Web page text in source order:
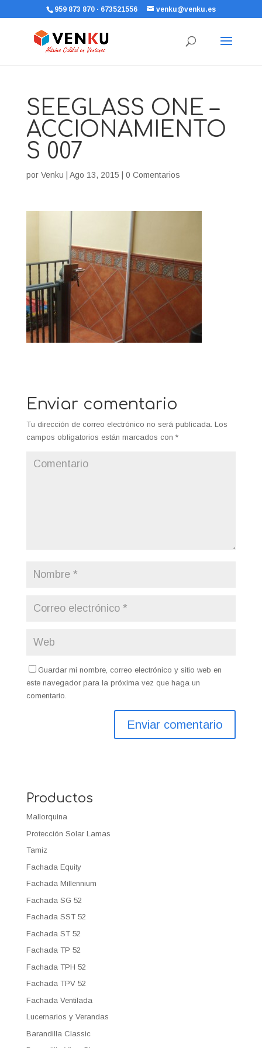
959 873 870 · 673521556 venku@venku.es
SEEGLASS ONE –
ACCIONAMIENTO
S 007
por Venku Ago 13, 2015 0 Comentarios
Enviar comentario
Tu dirección de correo electrónico no será publicada. Los
campos obligatorios están marcados con *
Guardar mi nombre, correo electrónico y sitio web en
este navegador para la próxima vez que haga un
comentario.
Productos
Mallorquina
Protección Solar Lamas
Tamiz
Fachada Equity
Fachada Millennium
Fachada SG 52
Fachada SST 52
Fachada ST 52
Fachada TP 52
Fachada TPH 52
Fachada TPV 52
Fachada Ventilada
Lucernarios y Verandas
Barandilla Classic